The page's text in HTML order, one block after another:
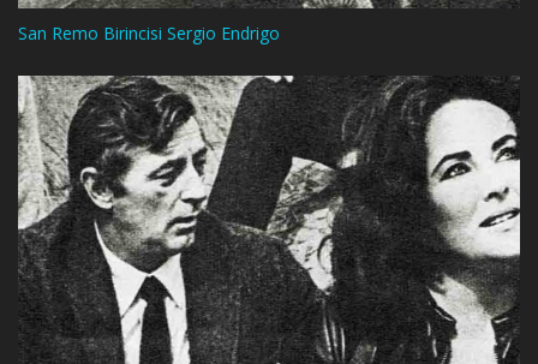
San Remo Birincisi Sergio Endrigo